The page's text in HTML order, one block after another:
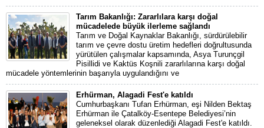
Tarım Bakanlığı: Zararlılara karşı doğal
mücadelede büyük ilerleme sağlandı
Tarım ve Doğal Kaynaklar Bakanlığı, sürdürülebilir
tarım ve çevre dostu üretim hedefleri doğrultusunda
yürütülen çalışmalar kapsamında, Asya Turunçgil
Pisillidi ve Kaktüs Koşnili zararlılarına karşı doğal
mücadele yöntemlerinin başarıyla uygulandığını ve
Erhürman, Alagadi Fest'e katıldı
Cumhurbaşkanı Tufan Erhürman, eşi Nilden Bektaş
Erhürman ile Çatalköy-Esentepe Belediyesi’nin
geleneksel olarak düzenlediği Alagadi Fest'e katıldı.